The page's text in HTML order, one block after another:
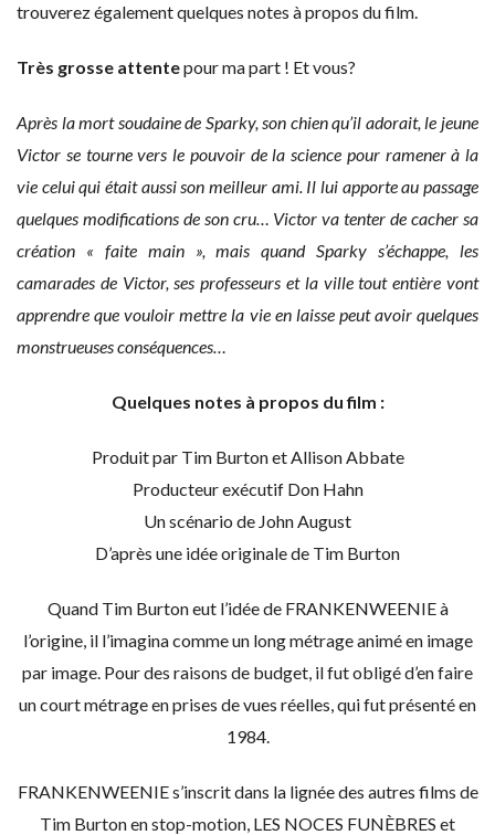
trouverez également quelques notes à propos du film.
Très grosse attentepour ma part ! Et vous?
Après la mort soudaine de Sparky, son chien qu’il adorait, le jeune
Victor se tourne vers le pouvoir de la science pour ramener à la
vie celui qui était aussi son meilleur ami. Il lui apporte au passage
quelques modifications de son cru… Victor va tenter de cacher sa
création « faite main », mais quand Sparky s’échappe, les
camarades de Victor, ses professeurs et la ville tout entière vont
apprendre que vouloir mettre la vie en laisse peut avoir quelques
monstrueuses conséquences…
Quelques notes à propos du film :
Produit par Tim Burton et Allison Abbate
Producteur exécutif Don Hahn
Un scénario de John August
D’après une idée originale de Tim Burton
Quand Tim Burton eut l’idée de FRANKENWEENIE à
l’origine, il l’imagina comme un long métrage animé en image
par image. Pour des raisons de budget, il fut obligé d’en faire
un court métrage en prises de vues réelles, qui fut présenté en
1984.
FRANKENWEENIE s’inscrit dans la lignée des autres films de
Tim Burton en stop-motion, LES NOCES FUNÈBRES et